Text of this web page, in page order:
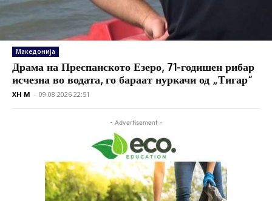
Македонија
Драма на Преспанското Езеро, 71-годишен рибар
исчезна во водата, го бараат нуркачи од „Тигар“
XH M - 09.08.2026 22:51
- Advertisement -